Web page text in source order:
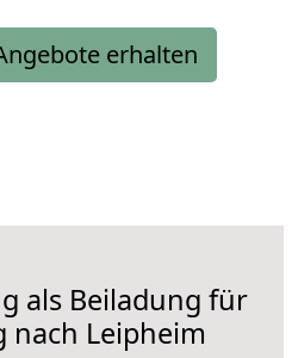
erhalten
als Beiladung für
nach Leipheim